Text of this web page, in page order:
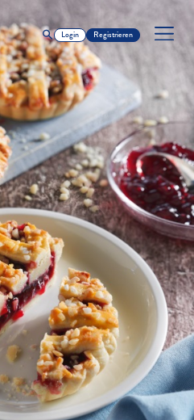
Login Registrieren